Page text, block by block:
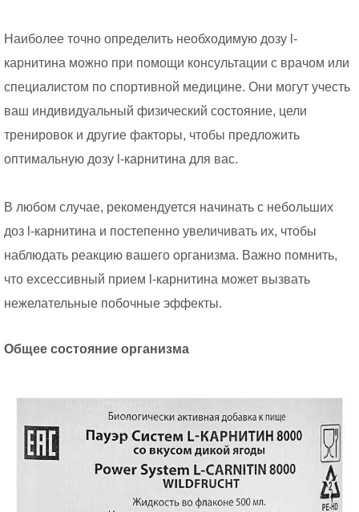
Наиболее точно определить необходимую дозу l-
карнитина можно при помощи консультации с врачом или
специалистом по спортивной медицине. Они могут учесть
ваш индивидуальный физический состояние, цели
тренировок и другие факторы, чтобы предложить
оптимальную дозу l-карнитина для вас.
В любом случае, рекомендуется начинать с небольших
доз l-карнитина и постепенно увеличивать их, чтобы
наблюдать реакцию вашего организма. Важно помнить,
что exсессивный прием l-карнитина может вызвать
нежелательные побочные эффекты.
Общее состояние организма